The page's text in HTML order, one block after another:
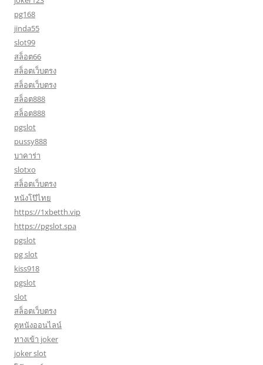
pg168
jinda55
slot99
สล็อต66
สล็อตเว็บตรง
สล็อตเว็บตรง
สล็อต888
สล็อต888
pgslot
pussy888
บาคาร่า
slotxo
สล็อตเว็บตรง
หนังโป๊ไทย
https://1xbetth.vip
https://pgslot.spa
pgslot
pg slot
kiss918
pgslot
slot
สล็อตเว็บตรง
ดูหนังออนไลน์
ทางเข้า joker
joker slot